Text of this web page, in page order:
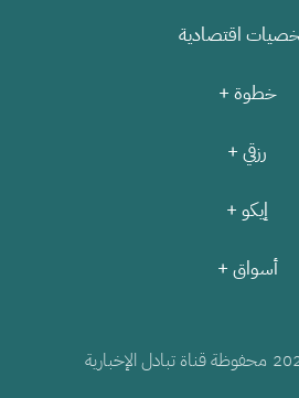
اقتصادية
خطوة +
رزقي +
إيكو +
أسواق +
محفوظة قناة تبادل الإخبارية